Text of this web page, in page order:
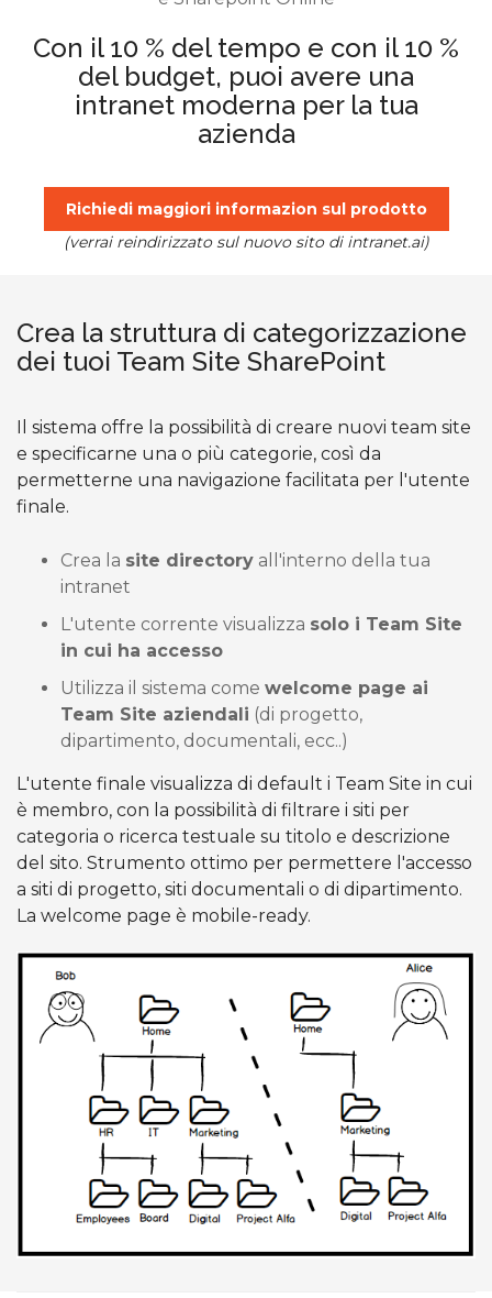
Con il 10 % del tempo e con il 10 %
del budget, puoi avere una
intranet moderna per la tua
azienda
Richiedi maggiori informazion sul prodotto
(verrai reindirizzato sul nuovo sito di intranet.ai)
Crea la struttura di categorizzazione
dei tuoi Team Site SharePoint
Il sistema offre la possibilità di creare nuovi team site
e specificarne una o più categorie, così da
permetterne una navigazione facilitata per l'utente
finale.
Crea la site directory all'interno della tua
intranet
L'utente corrente visualizza solo i Team Site
in cui ha accesso
Utilizza il sistema come welcome page ai
Team Site aziendali (di progetto,
dipartimento, documentali, ecc..)
L'utente finale visualizza di default i Team Site in cui
è membro, con la possibilità di filtrare i siti per
categoria o ricerca testuale su titolo e descrizione
del sito. Strumento ottimo per permettere l'accesso
a siti di progetto, siti documentali o di dipartimento.
La welcome page è mobile-ready.